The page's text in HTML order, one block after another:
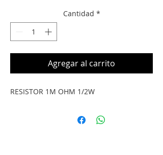
Cantidad *
Agregar al carrito
RESISTOR 1M OHM 1/2W